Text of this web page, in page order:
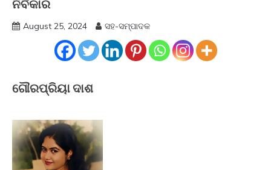
ନିର୍ବିକାର
August 25, 2024 ସହ-ସମ୍ପାଦକ
ଗୌରପ୍ରିୟା ଦାଶ